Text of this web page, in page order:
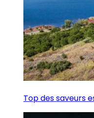
Top des saveurs